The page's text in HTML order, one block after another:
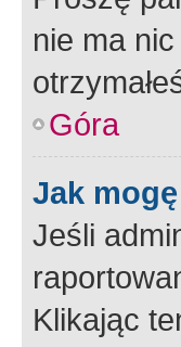
nie ma
Góra
Jak
Jeśli
Klikając